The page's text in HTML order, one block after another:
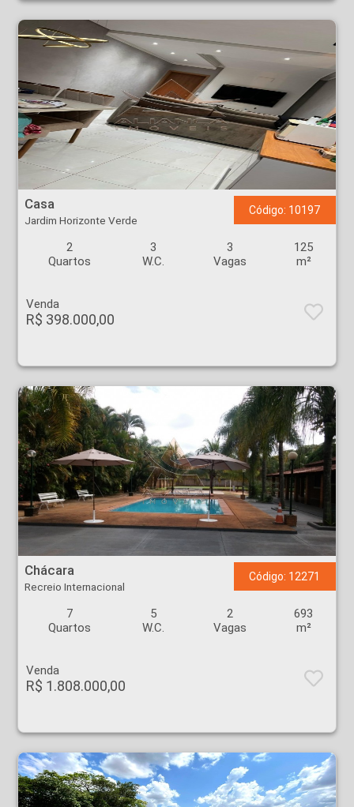
Casa - Jardim Horizonte Verde - Ribeirão Preto
Casa
Jardim Horizonte Verde
Código: 10197
2
Quartos
3
W.C.
3
Vagas
125
m²
Venda
R$ 398.000,00
Chácara - Recreio Internacional - Ribeirão Preto
Chácara
Recreio Internacional
Código: 12271
7
Quartos
5
W.C.
2
Vagas
693
m²
Venda
R$ 1.808.000,00